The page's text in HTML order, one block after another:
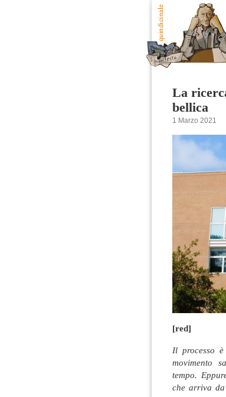
La
bellica
1 Marzo 2021
[red]
Il processo
movimento
tempo.
che arriva